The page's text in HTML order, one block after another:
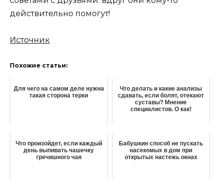
действительно помогут!
Источник
Похожие статьи:
Для чего на самом деле нужна
такая сторона терки
Что делать и какие анализы
сдавать, если болят, отекают
суставы? Мнение
специалистов. О как!
Что произойдет, если каждый
день выпивать чашечку
гречишного чая
Бабушкин способ не пускать
насекомых в дом при
открытых настежь окнах